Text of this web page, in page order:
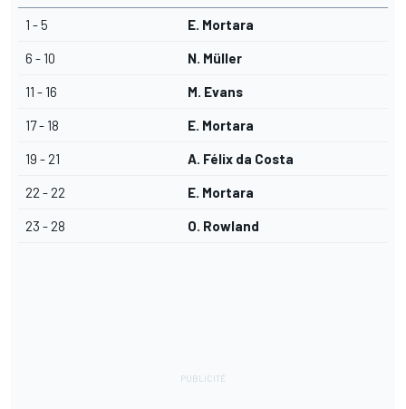
1 - 5 E. Mortara
6 - 10 N. Müller
11 - 16 M. Evans
17 - 18 E. Mortara
19 - 21 A. Félix da Costa
22 - 22 E. Mortara
23 - 28 O. Rowland